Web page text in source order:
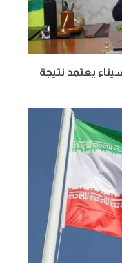
سيناء يعتمد نتيجة